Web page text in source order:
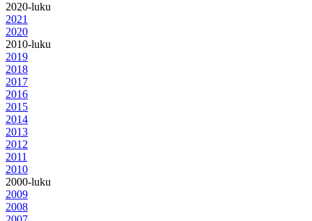
2020-luku
2021
2020
2010-luku
2019
2018
2017
2016
2015
2014
2013
2012
2011
2010
2000-luku
2009
2008